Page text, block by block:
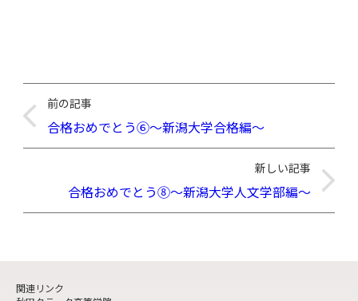
前の記事
合格おめでとう⑥～新潟大学合格編～
新しい記事
合格おめでとう⑧～新潟大学人文学部編～
関連リンク